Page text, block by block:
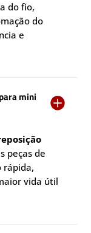
do fio,
do
e
mini

peças de
rápida,
vida útil